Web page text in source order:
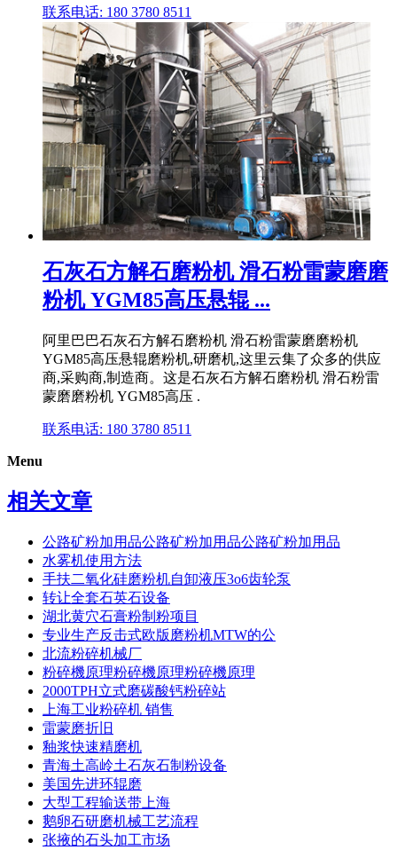
联系电话: 180 3780 8511
石灰石方解石磨粉机 滑石粉雷蒙磨磨
粉机 YGM85高压悬辊 ...
阿里巴巴石灰石方解石磨粉机 滑石粉雷蒙磨磨粉机
YGM85高压悬辊磨粉机,研磨机,这里云集了众多的供应
商,采购商,制造商。这是石灰石方解石磨粉机 滑石粉雷
蒙磨磨粉机 YGM85高压 .
联系电话: 180 3780 8511
Menu
相关文章
公路矿粉加用品公路矿粉加用品公路矿粉加用品
水雾机使用方法
手扶二氧化硅磨粉机自卸液压3o6齿轮泵
转让全套石英石设备
湖北黄穴石膏粉制粉项目
专业生产反击式欧版磨粉机MTW的公
北流粉碎机械厂
粉碎機原理粉碎機原理粉碎機原理
2000TPH立式磨碳酸钙粉碎站
上海工业粉碎机 销售
雷蒙磨折旧
釉浆快速精磨机
青海土高岭土石灰石制粉设备
美国先进环辊磨
大型工程输送带上海
鹅卵石研磨机械工艺流程
张掖的石头加工市场